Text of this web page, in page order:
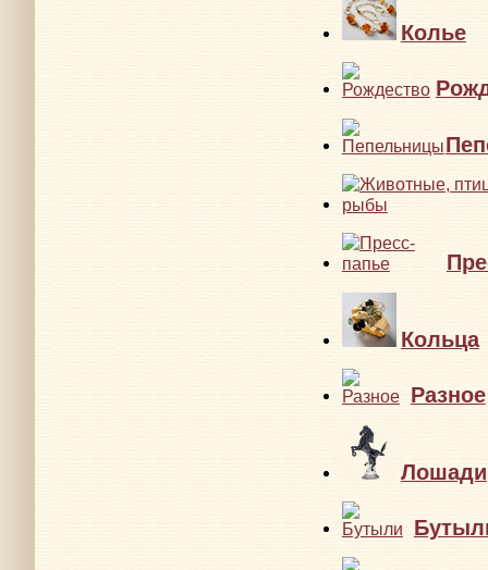
Колье
Кольца
Разное
Лошади